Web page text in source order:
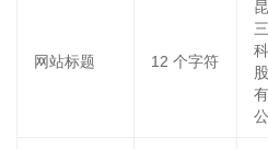
网站标题 12 个字符